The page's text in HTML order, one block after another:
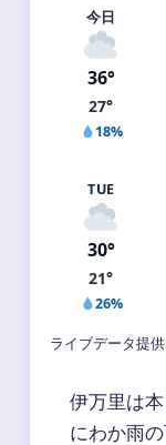
今日
36°
27°
18%
TUE
30°
21°
26%
ライブデータ提供
伊万里は
にわか雨